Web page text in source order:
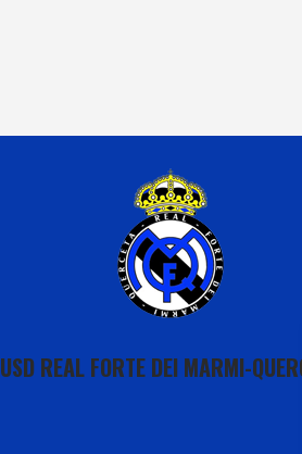
USD REAL FORTE DEI MARMI-